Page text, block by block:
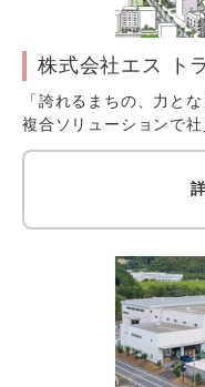
株式会社エス ト
「誇れるまちの、力と
複合ソリューションで